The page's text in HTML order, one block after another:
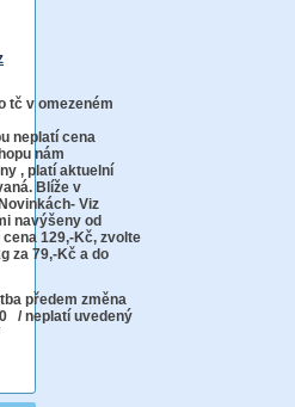
tč v omezeném
neplatí cena
nám
, platí aktuelní
Blíže v
Viz
navýšeny od
cena 129,-Kč, zvolte
za 79,-Kč a do
předem změna
/ neplatí uvedený